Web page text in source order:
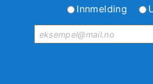
Innmelding